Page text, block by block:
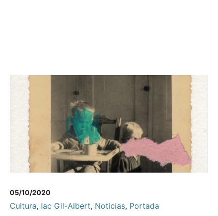
05/10/2020
Cultura, Iac Gil-Albert, Noticias, Portada